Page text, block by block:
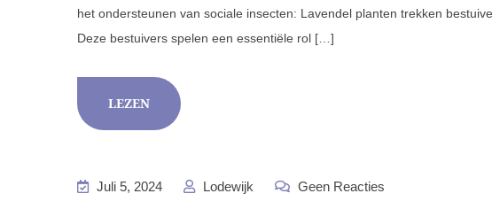
het ondersteunen van sociale insecten: Lavendel planten trekken
Deze bestuivers spelen een essentiële rol […]
LEZEN
Juli 5, 2024 Lodewijk Geen Reacties